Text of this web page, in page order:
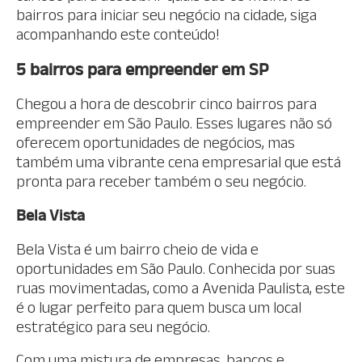
bairros para iniciar seu negócio na cidade, siga
acompanhando este conteúdo!
5 bairros para empreender em SP
Chegou a hora de descobrir cinco bairros para
empreender em São Paulo. Esses lugares não só
oferecem oportunidades de negócios, mas
também uma vibrante cena empresarial que está
pronta para receber também o seu negócio.
Bela Vista
Bela Vista é um bairro cheio de vida e
oportunidades em São Paulo. Conhecida por suas
ruas movimentadas, como a Avenida Paulista, este
é o lugar perfeito para quem busca um local
estratégico para seu negócio.